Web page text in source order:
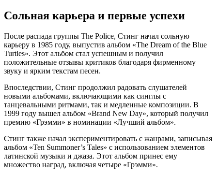
Сольная карьера и первые успехи
После распада группы The Police, Стинг начал сольную
карьеру в 1985 году, выпустив альбом «The Dream of the Blue
Turtles». Этот альбом стал успешным и получил
положительные отзывы критиков благодаря фирменному
звуку и ярким текстам песен.
Впоследствии, Стинг продолжил радовать слушателей
новыми альбомами, включающими как синглы с
танцевальными ритмами, так и медленные композиции. В
1999 году вышел альбом «Brand New Day», который получил
премию «Грэмми» в номинации «Лучший альбом».
Стинг также начал экспериментировать с жанрами, записывая
альбом «Ten Summoner’s Tales» с использованием элементов
латинской музыки и джаза. Этот альбом принес ему
множество наград, включая четыре «Грэмми».